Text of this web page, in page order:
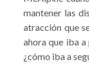
mantener las
atracción que
ahora que iba
¿cómo iba a